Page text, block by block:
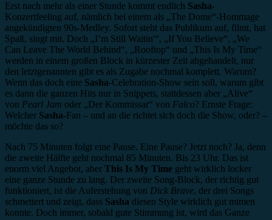
Erst nach mehr als einer Stunde kommt endlich Sasha-
Konzertfeeling auf, nämlich bei einem als „The Dome“-Hommage
angekündigten 90s-Medley. Sofort steht das Publikum auf, filmt, hat
Spaß, singt mit. Doch „I’m Still Waitin'“, „If You Believe“, „We
Can Leave The World Behind“, „Rooftop“ und „This Is My Time“
werden in einem großen Block in kürzester Zeit abgehandelt, nur
den letztgenannten gibt es als Zugabe nochmal komplett. Warum?
Wenn das doch eine Sasha-Celebration-Show sein soll, warum gibt
es dann die ganzen Hits nur in Snippets, stattdessen aber „Alive“
von Pearl Jam oder „Der Kommissar“ von Falco? Ernste Frage:
Welcher Sasha-Fan – und an die richtet sich doch die Show, oder? –
möchte das so?
Nach 75 Minuten folgt eine Pause. Eine Pause? Jetzt noch? Ja, denn
die zweite Hälfte geht nochmal 85 Minuten. Bis 23 Uhr. Das ist
enorm viel Angebot, aber This Is My Time geht wirklich locker
eine ganze Stunde zu lang. Der zweite Song-Block, der richtig gut
funktioniert, ist die Auferstehung von Dick Brave, der drei Songs
schmettert und zeigt, dass Sasha diesen Style wirklich gut mimen
konnte. Doch immer, sobald gute Stimmung ist, wird das Ganze